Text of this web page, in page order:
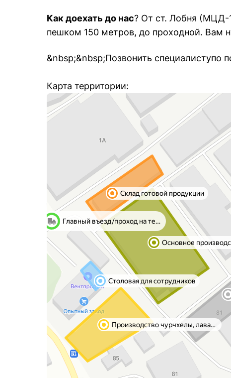
Как доехать до нас? От ст. Лобня (МЦД-
пешком 150 метров, до проходной. Вам
&nbsp;&nbsp;Позвонить специалиступо
Карта территории: